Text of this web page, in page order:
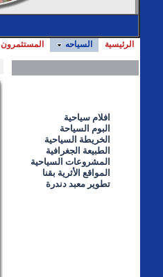
الرئيسية السياحه المستثمرون
افلام سياحية
البوم السياحة
الخريطة السياحية
الطبيعة الجغرافية
المشروعات السياحية
المواقع الأثرية بقنا
تطوير معبد دندرة